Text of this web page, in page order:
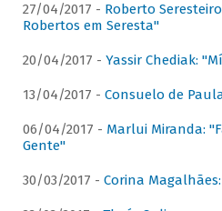
27/04/2017 - Roberto
Robertos em Seresta"
20/04/2017 - Yassir Chediak:
13/04/2017 - Consuelo de
06/04/2017 - Marlui Miranda:
Gente"
30/03/2017 - Corina